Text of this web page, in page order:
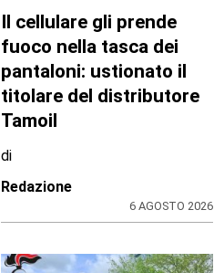
Il cellulare gli prende
fuoco nella tasca dei
pantaloni: ustionato il
titolare del distributore
Tamoil
di
Redazione
6 AGOSTO 2026